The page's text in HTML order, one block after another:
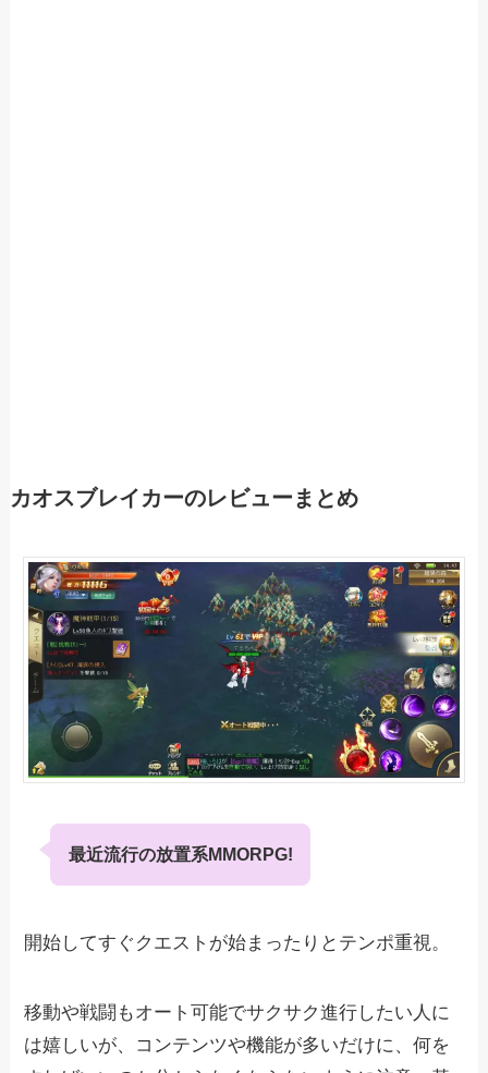
カオスブレイカーのレビューまとめ
最近流行の放置系MMORPG!
開始してすぐクエストが始まったりとテンポ重視。
移動や戦闘もオート可能でサクサク進行したい人に
は嬉しいが、コンテンツや機能が多いだけに、何を